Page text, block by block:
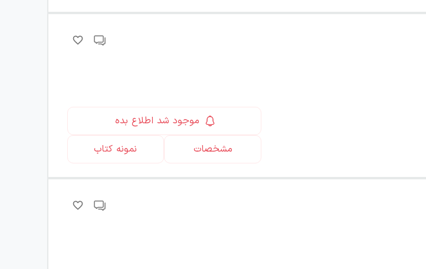
موجود شد اطلاع بده
مشخصات
نمونه کتاب